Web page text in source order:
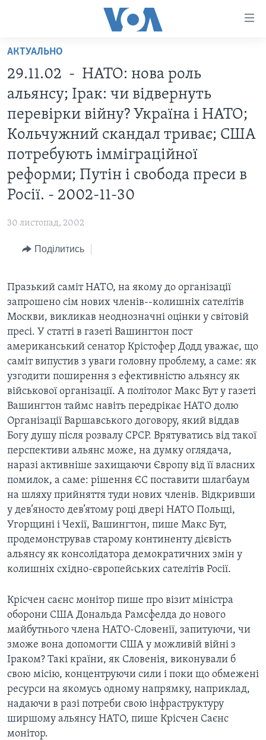
Перейти
матеріалу
Перейти
меню
сторінки
Перейти
Пошуку
УКРАЇНА
ВІЙНА - ЦЕ ОСОБИСТЕ
УКРАЇНЦІ У СВІТІ
КУЛЬТУРА
ЕКОНОМІКА
ІСТОРІЇ УСПІХУ УКРАЇНЦІВ
АНАЛІТИКА
ПОЛІТИКА В США
АДМІНІСТРАЦІЯ ПРЕЗИДЕНТА ТРАМПА: ПЕРШІ 100
ДНІВ
УКРАЇНЦІ В АМЕРИЦІ
УКРАЇНА
ІНТЕРВ'Ю
БОРОТЬБА З ДЕЗІНФОРМАЦІЄЮ
ТЕЛЕПРОГРАМИ
ЧАС-TIME
БРИФІНГ ГОЛОСУ АМЕРИКИ
СТУДІЯ ВАШИНГТОН
ВІКНО В АМЕРИКУ
ПРАЙМ-ТАЙМ
ПОГЛЯД З ВАШИНГТОНА
ENGLISH
Learning English
МИ В СОЦМЕРЕЖАХ
АКТУАЛЬНО
29.11.02 - НАТО: нова роль
альянсу; Ірак: чи відвернуть
перевірки війну? Україна і НАТО;
Кольчужний скандал триває; США
потребують імміграційної
реформи; Путін і свобода преси в
Росії. - 2002-11-30
30 листопад, 2002
Поділитись
Празький саміт НАТО, на якому до організації
запрошено сім нових членів--колишніх сателітів
Москви, викликав неоднозначні оцінки у світовій
пресі. У статті в газеті Вашингтон пост
американський сенатор Крістофер Додд уважає, що
саміт випустив з уваги головну проблему, а саме: як
узгодити поширення з ефективністю альянсу як
військової організації. А політолог Макс Бут у газеті
Вашингтон таймс навіть передрікає НАТО долю
Організації Варшавського договору, який віддав
Богу душу після розвалу СРСР. Врятуватись від такої
перспективи альянс може, на думку оглядача,
наразі активніше захищаючи Європу від її власних
помилок, а саме: рішення ЄС поставити шлагбаум
на шляху прийняття туди нових членів. Відкривши
у дев’яносто дев’ятому році двері НАТО Польщі,
Угорщині і Чехії, Вашингтон, пише Макс Бут,
продемонстрував старому континенту дієвість
альянсу як консолідатора демократичних змін у
колишніх східно-європейських сателітів Росії.
Крісчен саєнс монітор пише про візит міністра
оборони США Дональда Рамсфелда до нового
майбутнього члена НАТО-Словенії, запитуючи, чи
зможе вона допомогти США у можливій війні з
Іраком? Такі країни, як Словенія, виконували б
свою місію, концентруючи сили і поки що обмежені
ресурси на якомусь одному напрямку, наприклад,
надаючи в разі потреби свою інфраструктуру
ширшому альянсу НАТО, пише Крісчен Саєнс
монітор.